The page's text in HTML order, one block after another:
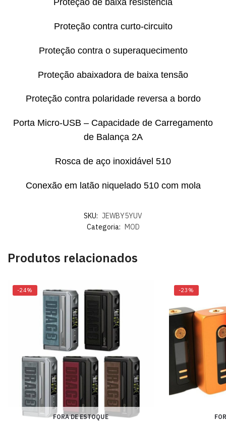
Proteção de baixa resistência
Proteção contra curto-circuito
Proteção contra o superaquecimento
Proteção abaixadora de baixa tensão
Proteção contra polaridade reversa a bordo
Porta Micro-USB – Capacidade de Carregamento
de Balança 2A
Rosca de aço inoxidável 510
Conexão em latão niquelado 510 com mola
SKU: JEWBY5YUV
Categoria: MOD
Produtos relacionados
-24%
FORA DE ESTOQUE
-23%